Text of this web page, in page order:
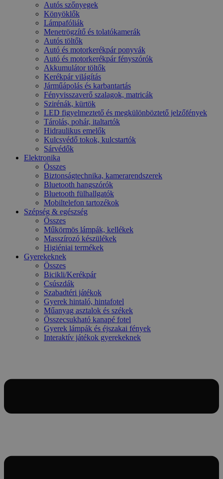
Autós szőnyegek
Könyöklők
Lámpafóliák
Menetrögzítő és tolatókamerák
Autós töltők
Autó és motorkerékpár ponyvák
Autó és motorkerékpár fényszórók
Akkumulátor töltők
Kerékpár világítás
Járműápolás és karbantartás
Fényvisszaverő szalagok, matricák
Szirénák, kürtök
LED figyelmeztető és megkülönböztető jelzőfények
Tárolás, pohár, italtartók
Hidraulikus emelők
Kulcsvédő tokok, kulcstartók
Sárvédők
Elektronika
Összes
Biztonságtechnika, kamerarendszerek
Bluetooth hangszórók
Bluetooth fülhallgatók
Mobiltelefon tartozékok
Szépség & egészség
Összes
Műkörmös lámpák, kellékek
Masszírozó készülékek
Higiéniai termékek
Gyerekeknek
Összes
Bicikli/Kerékpár
Csúszdák
Szabadtéri játékok
Gyerek hintaló, hintafotel
Műanyag asztalok és székek
Összecsukható kanapé fotel
Gyerek lámpák és éjszakai fények
Interaktív játékok gyerekeknek